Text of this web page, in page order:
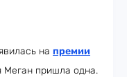
на премии
Меган пришла одна.